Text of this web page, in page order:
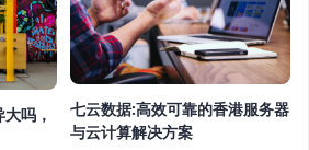
吗，
七云数据:高效可靠的香港服务器
与云计算解决方案